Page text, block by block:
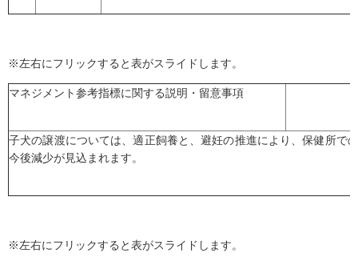
※左右にフリックすると表がスライドします。
マネジメント参考指標に関する説明・留意事項
子犬の譲渡については、適正飼養と、避妊の推進により、保健所で
今後減少が見込まれます。
※左右にフリックすると表がスライドします。